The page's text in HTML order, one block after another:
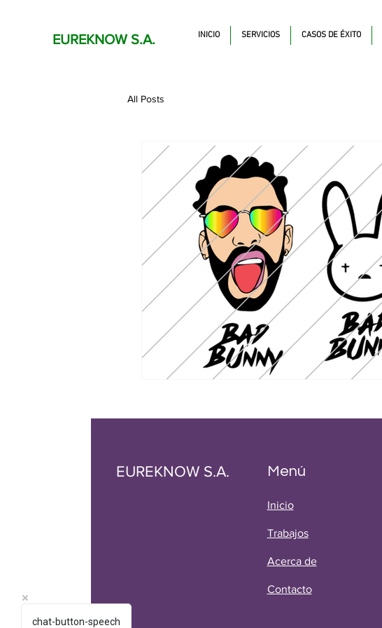
EUREKNOW S.A. INICIO SERVICIOS CASOS DE ÉXITO
All Posts
EUREKNOW S.A. Menú
Inicio
Trabajos
Acerca de
Contacto
chat-button-speech